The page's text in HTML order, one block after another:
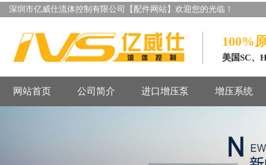
深圳市亿威仕流体控制有限公司【配件网站】欢迎您的光临！
100%
美国SC、
网站首页 公司简介 进口增压泵 增压系统